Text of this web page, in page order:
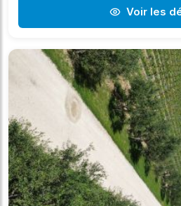
Voir les